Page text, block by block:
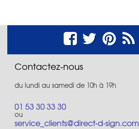
Contactez-nous
du lundi au samedi de 10h à 19h
01 53 30 33 30
ou
service_clients@direct-d-sign.com